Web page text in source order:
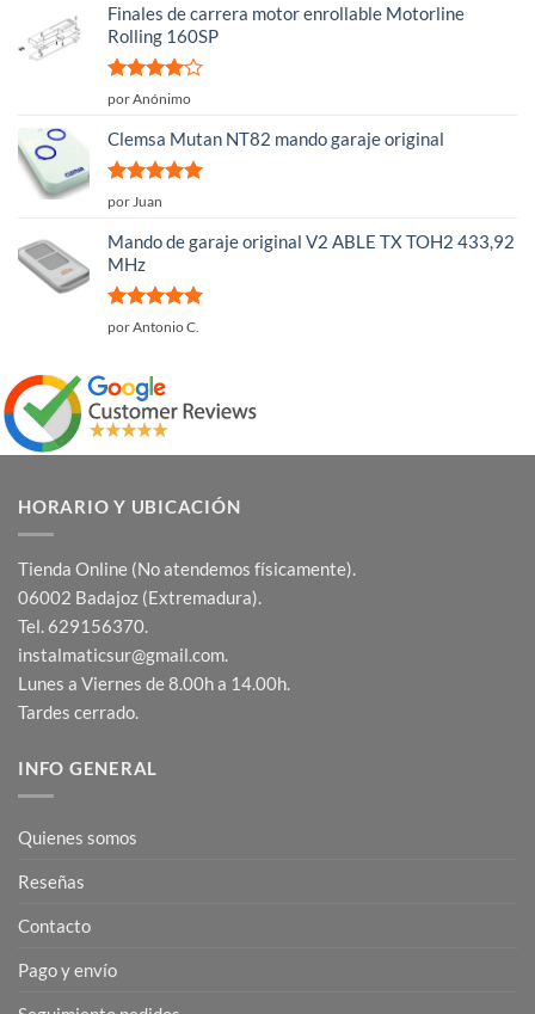
Finales de carrera motor enrollable Motorline
Rolling 160SP
Valorado
5
por Anónimo
Clemsa Mutan NT82 mando garaje original
Valorado
por Juan
Mando de garaje original V2 ABLE TX TOH2 433,92
MHz
Valorado
por Antonio C.
HORARIO Y UBICACIÓN
Tienda Online (No atendemos físicamente).
06002 Badajoz (Extremadura).
Tel. 629156370.
instalmaticsur@gmail.com.
Lunes a Viernes de 8.00h a 14.00h.
Tardes cerrado.
INFO GENERAL
Quienes somos
Reseñas
Contacto
Pago y envío